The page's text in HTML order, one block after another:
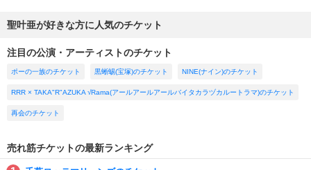
聖叶亜が好きな方に人気のチケット
注目の公演・アーティストのチケット
ポーの一族のチケット 黒蜥蜴(宝塚)のチケット NINE(ナイン)のチケット
RRR × TAKA"R"AZUKA √Rama(アールアールアールバイタカラヅカルートラマ)のチケット
再会のチケット
売れ筋チケットの最新ランキング